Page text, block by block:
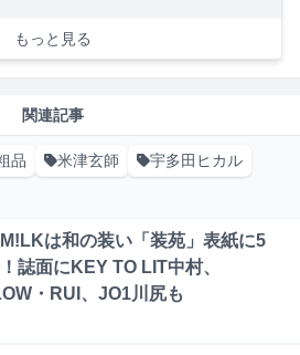
もっと見る
関連記事
品 米津玄師
宇多田ヒカル
は和の装い「装苑」表紙に5
誌面にKEY TO LIT中村、
・RUI、JO1川尻も